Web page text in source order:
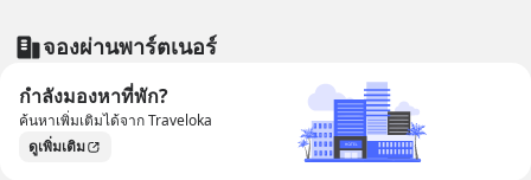
จองผ่านพาร์ตเนอร์
กำลังมองหาที่พัก?
ค้นหาเพิ่มเติมได้จาก Traveloka
ดูเพิ่มเติม